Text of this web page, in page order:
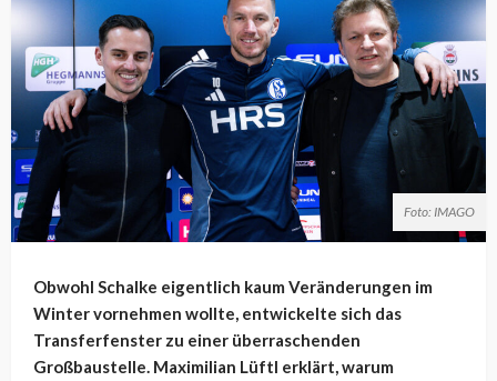
Foto: IMAGO
Obwohl Schalke eigentlich kaum Veränderungen im
Winter vornehmen wollte, entwickelte sich das
Transferfenster zu einer überraschenden
Großbaustelle. Maximilian Lüftl erklärt, warum